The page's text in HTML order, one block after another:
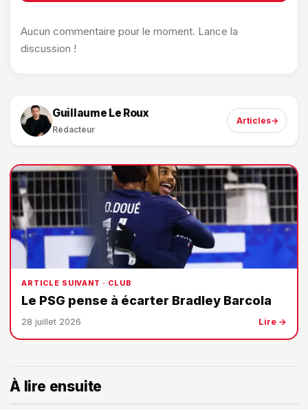
Aucun commentaire pour le moment. Lance la
discussion !
Guillaume Le Roux
Rédacteur
Articles→
ARTICLE SUIVANT · CLUB
Le PSG pense à écarter Bradley Barcola
28 juillet 2026 Lire →
À lire ensuite